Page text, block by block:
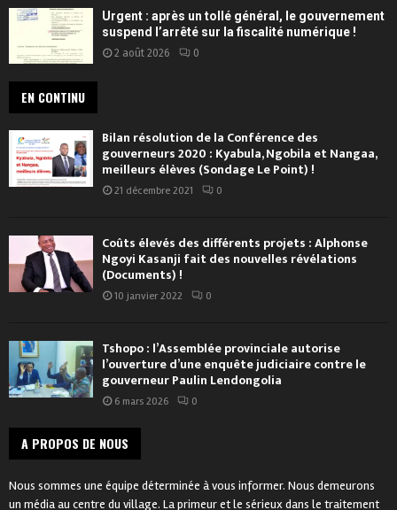
Urgent : après un tollé général, le gouvernement
suspend l’arrêté sur la fiscalité numérique !
2 août 2026 0
EN CONTINU
Bilan résolution de la Conférence des
gouverneurs 2020 : Kyabula, Ngobila et Nangaa,
meilleurs élèves (Sondage Le Point) !
21 décembre 2021 0
Coûts élevés des différents projets : Alphonse
Ngoyi Kasanji fait des nouvelles révélations
(Documents) !
10 janvier 2022 0
Tshopo : l’Assemblée provinciale autorise
l’ouverture d’une enquête judiciaire contre le
gouverneur Paulin Lendongolia
6 mars 2026 0
A PROPOS DE NOUS
Nous sommes une équipe déterminée à vous informer. Nous demeurons
un média au centre du village. La primeur et le sérieux dans le traitement